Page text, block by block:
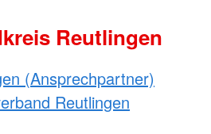
Reutlingen
(Ansprechpartner)
Reutlingen